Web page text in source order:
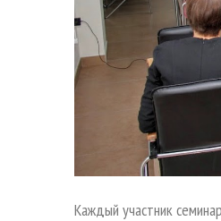
Каждый участник